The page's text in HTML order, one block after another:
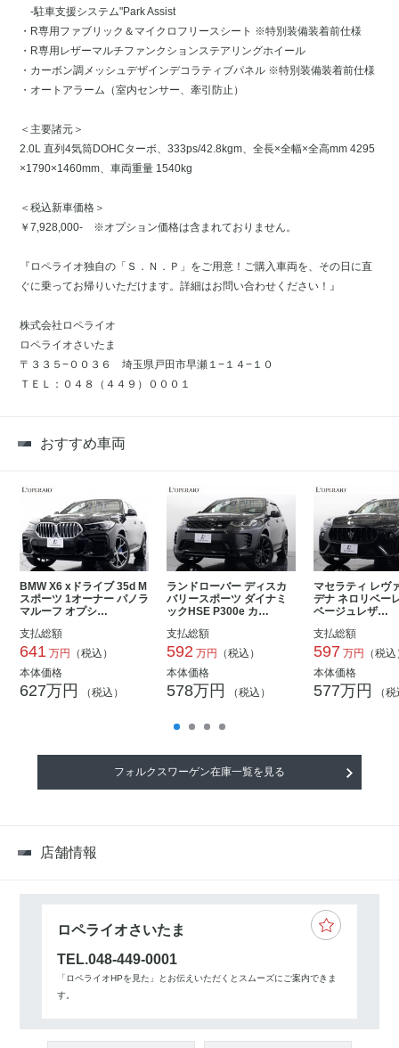
-駐車支援システム"Park Assist
・R専用ファブリック＆マイクロフリースシート ※特別装備装着前仕様
・R専用レザーマルチファンクションステアリングホイール
・カーボン調メッシュデザインデコラティブパネル ※特別装備装着前仕様
・オートアラーム（室内センサー、牽引防止）
＜主要諸元＞
2.0L 直列4気筒DOHCターボ、333ps/42.8kgm、全長×全幅×全高mm 4295
×1790×1460mm、車両重量 1540kg
＜税込新車価格＞
￥7,928,000- ※オプション価格は含まれておりません。
『ロペライオ独自の「Ｓ．Ｎ．Ｐ」をご用意！ご購入車両を、その日に直
ぐに乗ってお帰りいただけます。詳細はお問い合わせください！』
株式会社ロペライオ
ロペライオさいたま
〒３３５−００３６ 埼玉県戸田市早瀬１−１４−１０
ＴＥＬ：０４８（４４９）０００１
おすすめ車両
BMW X6 xドライブ 35d M
スポーツ 1オーナー パノラ
マルーフ オプシ…
支払総額
641 万円
（税込）
本体価格
627万円 （税込）
ランドローバー ディスカ
バリースポーツ ダイナミ
ックHSE P300e カ…
支払総額
592 万円
（税込）
本体価格
578万円 （税込）
マセラティ レヴ
デナ ネロリベー
ベージュレザ…
支払総額
597 万円
（税
本体価格
577万円 （
フォルクスワーゲン在庫一覧を見る
店舗情報
ロペライオさいたま
TEL.048-449-0001
「ロペライオHPを見た」とお伝えいただくとスムーズにご案内できま
す。